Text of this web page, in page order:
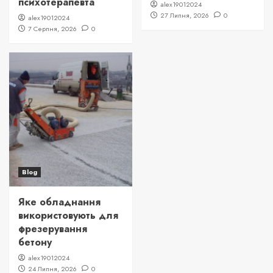
alex19012024
7 Серпня, 2026
0
alex19012024
27 Липня, 2026
0
Blog
Яке обладнання
використовують для
фрезерування
бетону
alex19012024
24 Липня, 2026
0